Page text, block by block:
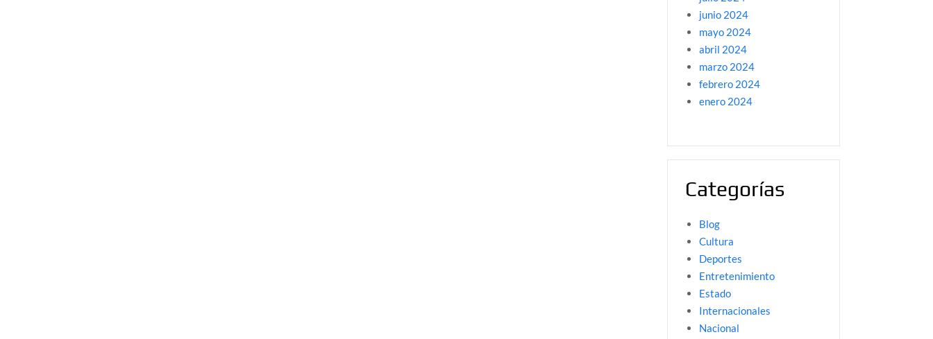
junio 2024
mayo 2024
abril 2024
marzo 2024
febrero 2024
enero 2024
Categorías
Blog
Cultura
Deportes
Entretenimiento
Estado
Internacionales
Nacional